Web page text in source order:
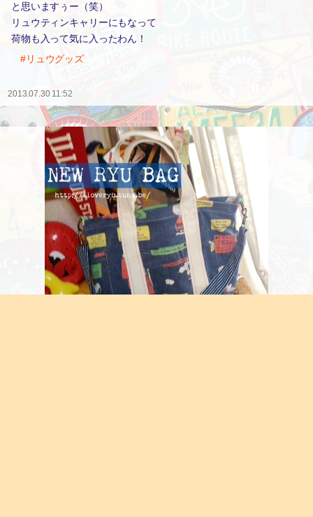
と思いますぅー（笑）
リュウティンキャリーにもなって
荷物も入って気に入ったわん！
#リュウグッズ
2013.07.30 11:52